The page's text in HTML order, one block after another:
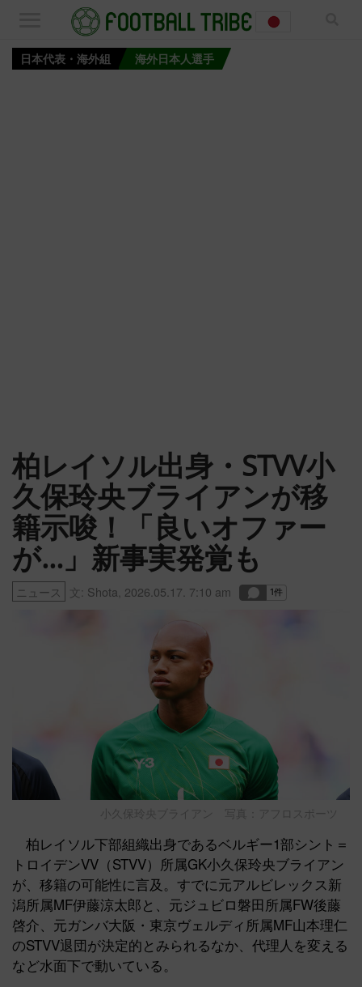
日本代表・海外組 海外日本人選手
柏レイソル出身・STVV小
久保玲央ブライアンが移
籍示唆！「良いオファー
が…」新事実発覚も
ニュース 文: Shota 2026.05.17. 7:10 am
小久保玲央ブライアン 写真：アフロスポーツ
柏レイソル下部組織出身であるベルギー1部シント＝
トロイデンVV（STVV）所属GK小久保玲央ブライアン
が、移籍の可能性に言及。すでに元アルビレックス新
潟所属MF伊藤涼太郎と、元ジュビロ磐田所属FW後藤
啓介、元ガンバ大阪・東京ヴェルディ所属MF山本理仁
のSTVV退団が決定的とみられるなか、代理人を変える
など水面下で動いている。